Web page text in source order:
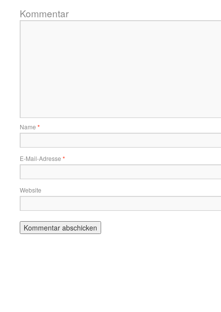
Kommentar
Name *
E-Mail-Adresse *
Website